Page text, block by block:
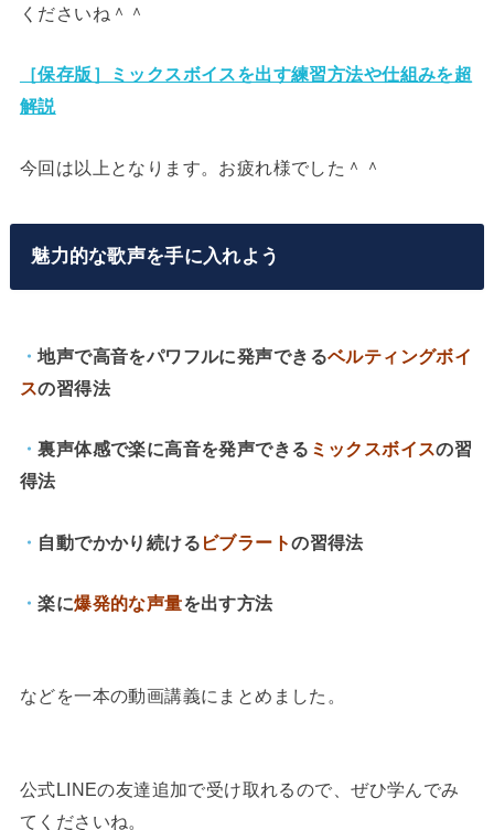
くださいね＾＾
［保存版］ミックスボイスを出す練習方法や仕組みを超
解説
今回は以上となります。お疲れ様でした＾＾
魅力的な歌声を手に入れよう
・地声で高音をパワフルに発声できるベルティングボイ
スの習得法
・裏声体感で楽に高音を発声できる ミックスボイスの習
得法
・ 自動でかかり続ける ビブラートの習得法
・楽に爆発的な声量を出す方法
などを一本の動画講義にまとめました。
公式LINEの友達追加で受け取れるので、ぜひ学んでみ
てくださいね。